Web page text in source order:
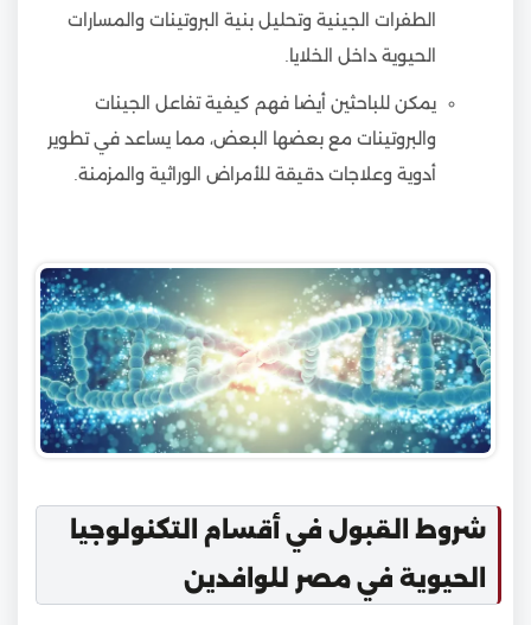
الطفرات الجينية وتحليل بنية البروتينات والمسارات
الحيوية داخل الخلايا.
يمكن للباحثين أيضا فهم كيفية تفاعل الجينات
والبروتينات مع بعضها البعض، مما يساعد في تطوير
أدوية وعلاجات دقيقة للأمراض الوراثية والمزمنة.
شروط القبول في أقسام التكنولوجيا
الحيوية في مصر للوافدين